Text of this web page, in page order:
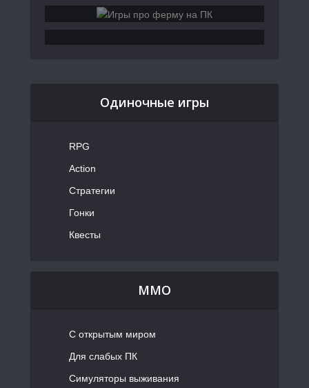
Одиночные игры
RPG
Action
Стратегии
Гонки
Квесты
MMO
С открытым миром
Для слабых ПК
Симуляторы выживания